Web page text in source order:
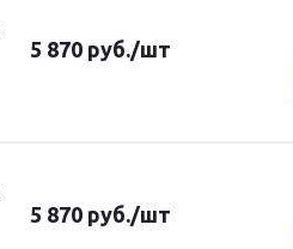
5 870 руб./шт
5 870 руб./шт